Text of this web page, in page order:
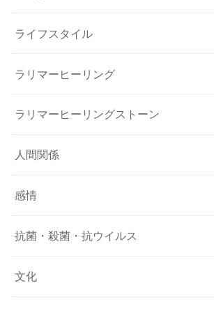
ライフスタイル
ラリマーヒーリング
ラリマーヒーリングストーン
人間関係
感情
抗菌・殺菌・抗ウイルス
文化